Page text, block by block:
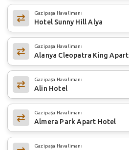
Gazipaşa Havalimanı
Hotel Sunny Hill Alya
Gazipaşa Havalimanı
Alanya Cleopatra King Apart
Gazipaşa Havalimanı
Alin Hotel
Gazipaşa Havalimanı
Almera Park Apart Hotel
Gazipaşa Havalimanı